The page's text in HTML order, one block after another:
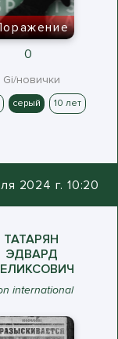
0
Gi/новички
серый 10 лет
2024 г. 10:20
ТАТАРЯН
ЭДВАРД
international